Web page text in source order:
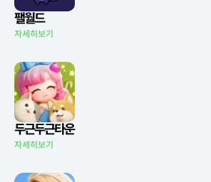
팰월드
자세히보기
두근두근타운
자세히보기